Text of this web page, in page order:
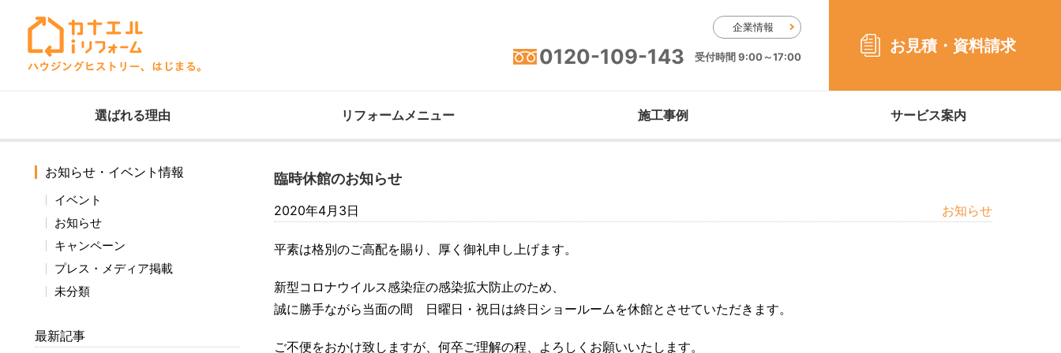
企業情報
0120-109-143 受付時間 9:00～17:00
お見積・ 資料請求
選ばれる理由 リフォームメニュー 施工事例 サービス案内
お知らせ・イベント情報
イベント
お知らせ
キャンペーン
プレス・メディア掲載
未分類
最新記事
臨時休館のお知らせ
2020年4月3日 お知らせ
平素は格別のご高配を賜り、厚く御礼申し上げます。
新型コロナウイルス感染症の感染拡大防止のため、
誠に勝手ながら当面の間 日曜日・祝日は終日ショールームを休館とさせていただきます。
ご不便をおかけ致しますが、何卒ご理解の程、よろしくお願いいたします。